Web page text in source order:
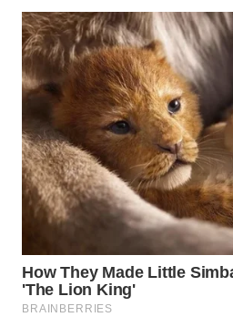
WN
TANGERANG
BINJAI
WN
CIREBON
WN
INDRAMAYU